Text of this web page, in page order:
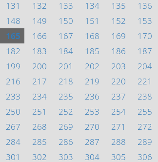
131 132 133 134 135 136
148 149 150 151 152 153
165 166 167 168 169 170
182 183 184 185 186 187
199 200 201 202 203 204
216 217 218 219 220 221
233 234 235 236 237 238
250 251 252 253 254 255
267 268 269 270 271 272
284 285 286 287 288 289
301 302 303 304 305 306